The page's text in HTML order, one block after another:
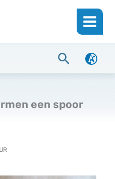
Zoeken
een spoor